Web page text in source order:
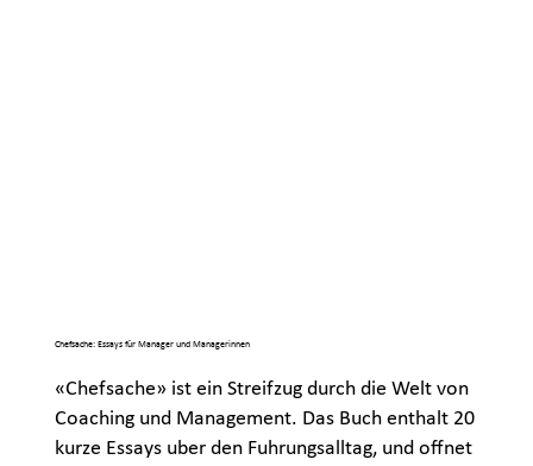
Chefsache: Essays für Manager und Managerinnen
«Chefsache» ist ein Streifzug durch die Welt von
Coaching und Management. Das Buch enthalt 20
kurze Essays uber den Fuhrungsalltag, und offnet